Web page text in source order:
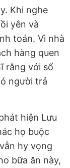
Khi nghe
yên và
toán. Vì nhà
hàng quen
rằng với số
người trả
hiện Lưu
họ buộc
hy vọng
bữa ăn này,